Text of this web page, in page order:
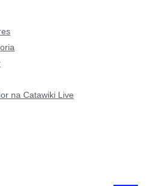
na Catawiki Live